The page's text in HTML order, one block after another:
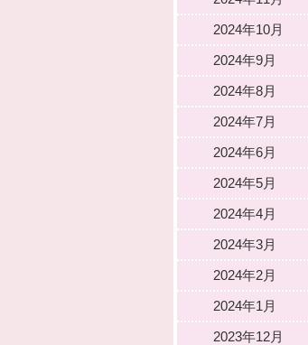
2024年10月
2024年9月
2024年8月
2024年7月
2024年6月
2024年5月
2024年4月
2024年3月
2024年2月
2024年1月
2023年12月